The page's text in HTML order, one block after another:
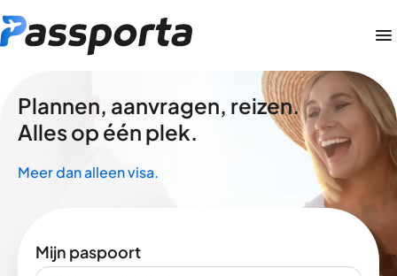
Plannen, aanvragen, reizen.
Alles op één plek.
Meer dan alleen visa.
Mijn paspoort